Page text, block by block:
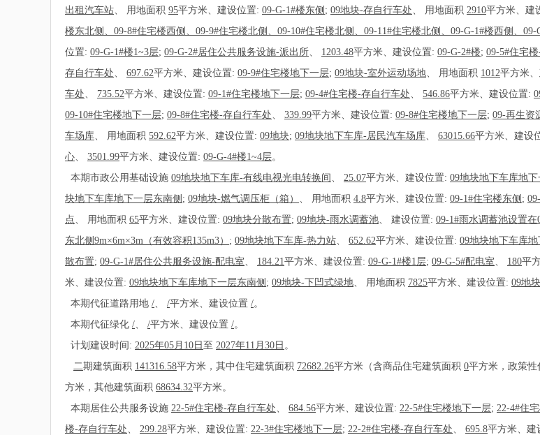
出租汽车站、 用地面积 95平方米、建设位置: 09-G-1#楼东侧 ; 09地块-存自行车处、 用地面积 2910平方米、建
楼东北侧、09-8#住宅楼西侧、09-9#住宅楼北侧、09-10#住宅楼北侧、09-11#住宅楼北侧、09-G-1#楼西侧、09-
位置: 09-G-1#楼1~3层; 09-G-2#居住公共服务设施-派出所、 1203.48平方米、建设位置: 09-G-2#楼; 09-5#住宅
存自行车处、 697.62平方米、建设位置: 09-9#住宅楼地下一层; 09地块-室外运动场地、 用地面积 1012平方米
车处、 735.52平方米、建设位置: 09-1#住宅楼地下一层; 09-4#住宅楼-存自行车处、 546.86平方米、建设位置:
09-10#住宅楼地下一层; 09-8#住宅楼-存自行车处、 339.99平方米、建设位置: 09-8#住宅楼地下一层; 09-再生资
车场库、 用地面积 592.62平方米、建设位置: 09地块; 09地块地下车库-居民汽车场库、 63015.66平方米、建设
心、 3501.99平方米、建设位置: 09-G-4#楼1~4层。
本期市政公用基础设施 09地块地下车库-有线电视光电转换间 、 25.07平方米、建设位置: 09地块地下车库地下
块地下车库地下一层东南侧 ; 09地块-燃气调压柜（箱） 、 用地面积 4.8平方米、建设位置: 09-1#住宅楼东侧 ;
点、 用地面积 65平方米、建设位置: 09地块分散布置; 09地块-雨水调蓄池、 建设位置: 09-1#雨水调蓄池设置
东北侧9m×6m×3m（有效容积135m3） ; 09地块地下车库-热力站、 652.62平方米、建设位置: 09地块地下车库地
散布置; 09-G-1#居住公共服务设施-配电室、 184.21平方米、建设位置: 09-G-1#楼1层; 09-G-5#配电室、 180平
米、建设位置: 09地块地下车库地下一层东南侧 ; 09地块-下凹式绿地、 用地面积 7825平方米、建设位置: 09地
本期代征道路用地 /、 /平方米、建设位置 /。
本期代征绿化 /、 /平方米、建设位置 /。
计划建设时间: 2025年05月10日 至 2027年11月30日 。
二期建筑面积 141316.58平方米，其中住宅建筑面积 72682.26平方米（含商品住宅建筑面积 0平方米，政策性
方米，其他建筑面积 68634.32平方米。
本期居住公共服务设施 22-5#住宅楼-存自行车处、 684.56平方米、建设位置: 22-5#住宅楼地下一层; 22-4#住
楼-存自行车处、 299.28平方米、建设位置: 22-3#住宅楼地下一层; 22-2#住宅楼-存自行车处、 695.8平方米、建